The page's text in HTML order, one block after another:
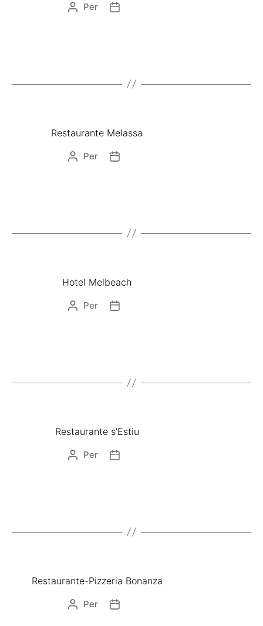
Per
Restaurante Melassa
Per
Hotel Melbeach
Per
Restaurante s’Estiu
Per
Restaurante-Pizzeria Bonanza
Per